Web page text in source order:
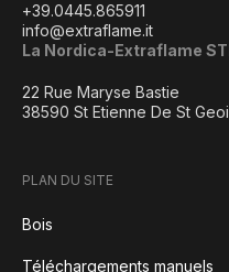
+39.0445.865911
info@extraflame.it
La Nordica-Extraflame
22 Rue Maryse Bastie
38590 St Etienne De St
PLAN DU SITE
Bois
Téléchargements manuels